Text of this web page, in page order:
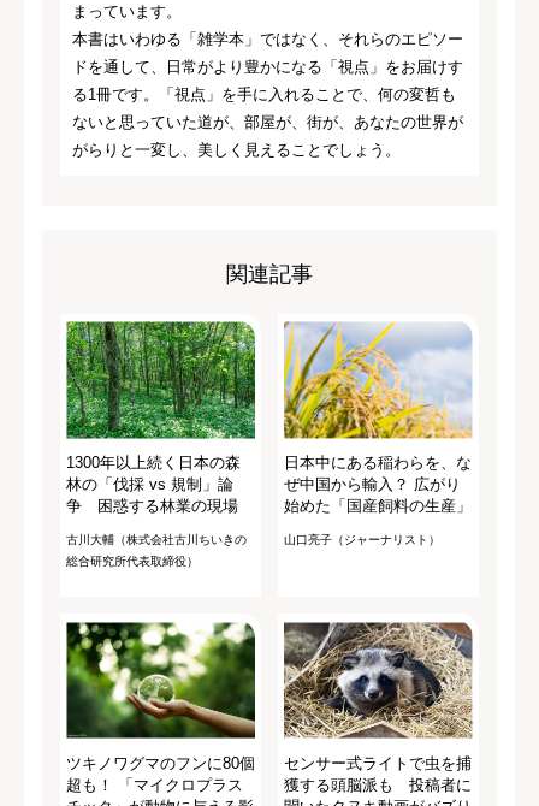
まっています。
本書はいわゆる「雑学本」ではなく、それらのエピソー
ドを通して、日常がより豊かになる「視点」をお届けす
る1冊です。「視点」を手に入れることで、何の変哲も
ないと思っていた道が、部屋が、街が、あなたの世界が
がらりと一変し、美しく見えることでしょう。
関連記事
1300年以上続く日本の森
林の「伐採 vs 規制」論
争 困惑する林業の現場
古川大輔（株式会社古川ちいきの
総合研究所代表取締役）
日本中にある稲わらを、な
ぜ中国から輸入？ 広がり
始めた「国産飼料の生産」
山口亮子（ジャーナリスト）
ツキノワグマのフンに80個
超も！ 「マイクロプラス
センサー式ライトで虫を捕
獲する頭脳派も 投稿者に